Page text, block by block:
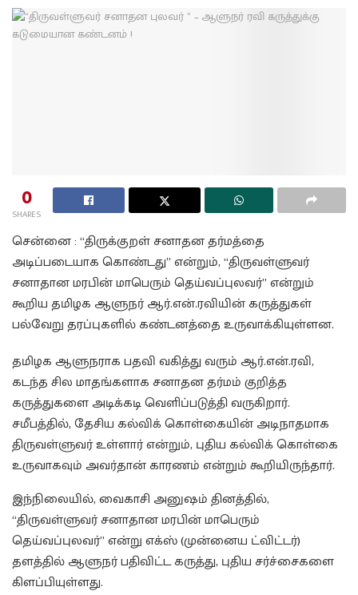
0
SHARES
சென்னை : “திருக்குறள் சனாதன தர்மத்தை
அடிப்படையாக கொண்டது” என்றும், “திருவள்ளுவர்
சனாதான மரபின் மாபெரும் தெய்வப்புலவர்” என்றும்
கூறிய தமிழக ஆளுநர் ஆர்.என்.ரவியின் கருத்துகள்
பல்வேறு தரப்புகளில் கண்டனத்தை உருவாக்கியுள்ளன.
தமிழக ஆளுநராக பதவி வகித்து வரும் ஆர்.என்.ரவி,
கடந்த சில மாதங்களாக சனாதன தர்மம் குறித்த
கருத்துகளை அடிக்கடி வெளிப்படுத்தி வருகிறார்.
சமீபத்தில், தேசிய கல்விக் கொள்கையின் அடிநாதமாக
திருவள்ளுவர் உள்ளார் என்றும், புதிய கல்விக் கொள்கை
உருவாகவும் அவர்தான் காரணம் என்றும் கூறியிருந்தார்.
இந்நிலையில், வைகாசி அனுஷம் தினத்தில்,
“திருவள்ளுவர் சனாதான மரபின் மாபெரும்
தெய்வப்புலவர்” என்று எக்ஸ் (முன்னைய ட்விட்டர்)
தளத்தில் ஆளுநர் பதிவிட்ட கருத்து, புதிய சர்ச்சைகளை
கிளப்பியுள்ளது.